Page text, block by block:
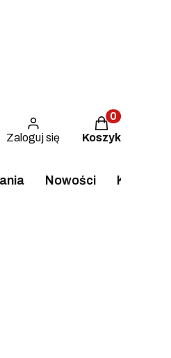
Zaloguj się
Produkty w
Koszyk
Nowości Kontakt